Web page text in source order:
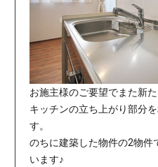
お施主様のご要望でまた新
キッチンの立ち上がり部分
す。
のちに建築した物件の2物件
います♪